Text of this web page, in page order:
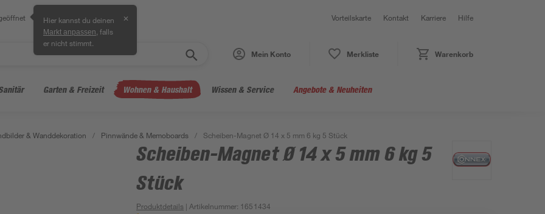
Hier kannst du deinen
Markt anpassen , falls
er nicht stimmt.
✕ Vorteilskarte Kontakt Karriere Hilfe
Mein Konto Merkliste Warenkorb
Garten & Freizeit Wohnen & Haushalt Wissen & Service Angebote & Neuheiten
& Wanddekoration / Pinnwände & Memoboards / Scheiben-Magnet Ø 14 x 5 mm 6 kg 5 Stück
Scheiben-Magnet Ø 14 x 5 mm 6 kg 5
Stück
Produktdetails | Artikelnummer: 1651434